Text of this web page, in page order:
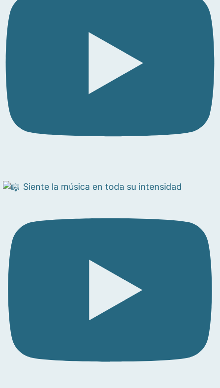
Siente la música en toda su intensidad